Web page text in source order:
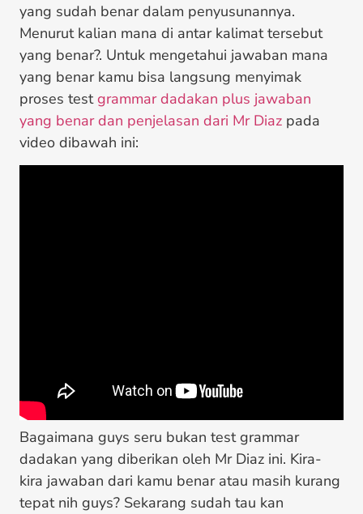
yang sudah benar dalam penyusunannya.
Menurut kalian mana di antar kalimat tersebut
yang benar?. Untuk mengetahui jawaban mana
yang benar kamu bisa langsung menyimak
proses testgrammar dadakan plus jawaban
yang benar dan penjelasan dari Mr Diaz pada
video dibawah ini:
Bagaimana guys seru bukan test grammar
dadakan yang diberikan oleh Mr Diaz ini. Kira-
kira jawaban dari kamu benar atau masih kurang
tepat nih guys? Sekarang sudah tau kan